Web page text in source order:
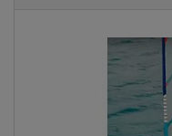
Previous